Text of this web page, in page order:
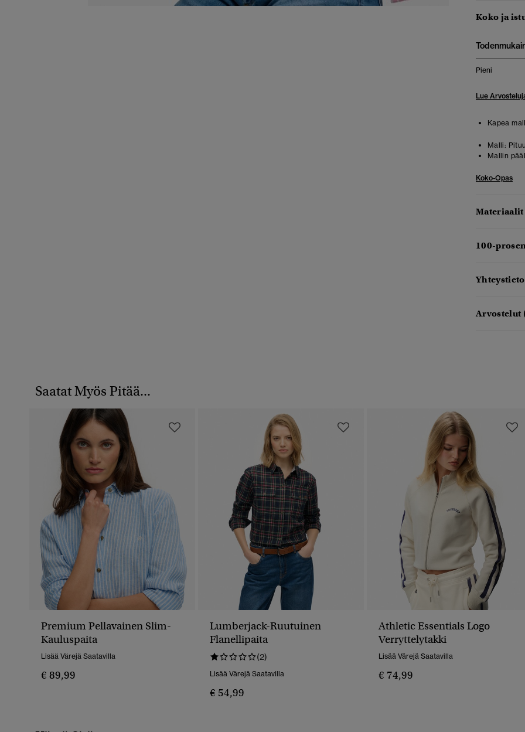
Koko ja
Pieni
Lue
Kapea
Malli:
Mallin
Koko-Opas
100-
Yhteystieto
Arvostelut
Saatat Myös Pitää...
Premium Pellavainen Slim-
Kauluspaita
Lisää Värejä Saatavilla
€ 89,99
Lumberjack-Ruutuinen
Flanellipaita
(2)
Lisää Värejä Saatavilla
€ 54,99
Athletic Essentials Logo
Verryttelytakki
Lisää Värejä Saatavilla
€ 74,99